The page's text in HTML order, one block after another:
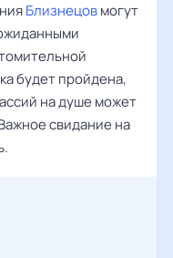
Близнецовмогут
будет пройдена,
на душе может
свидание на